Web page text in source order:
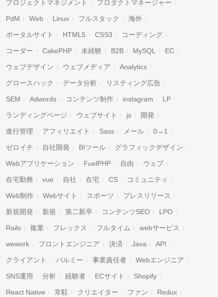
プロジェクトマネジメント プロダクトマネージャー
PdM Web Linux フルスタック 海外
ポータルサイト HTML5 CSS3 コーディング
コーダー CakePHP 未経験 B2B MySQL EC
ウェブデザイン ウェブメディア Analytics
グロースハック データ分析 リスティング広告
SEM Adwords コンテンツ制作 instagram LP
ランディングページ ウェブサイト js 開発
進行管理 アフィリエイト Sass メール 0→1
ゼロイチ 自社開発 BIツール グラフィックデザイン
Webアプリケーション FuelPHP 自由 ウェブ
在宅勤務 vue 自社 在宅 CS コミュニティ
Web制作 Webサイト スポーツ プレスリリース
新規開発 新規 第二新卒 コンテンツSEO LPO
Rails 複業 フレックス フルタイム webサービス
wework フロントエンジニア 決済 Java API
クライアント パルミー 事業責任者 Webエンジニア
SNS運用 分析 経験者 ECサイト Shopify
React Native 常駐 クリエイター ファン Redux